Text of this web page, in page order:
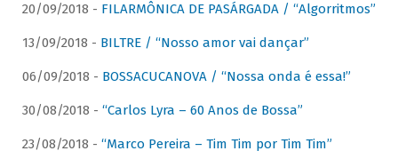
20/09/2018 - FILARMÔNICA DE PASÁRGADA / “Algorritmos”
13/09/2018 - BILTRE / “Nosso amor vai dançar”
06/09/2018 - BOSSACUCANOVA / “Nossa onda é essa!”
30/08/2018 - “Carlos Lyra – 60 Anos de Bossa”
23/08/2018 - “Marco Pereira – Tim Tim por Tim Tim”